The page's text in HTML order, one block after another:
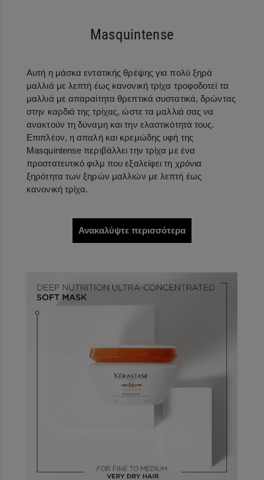
Masquintense
Αυτή η μάσκα εντατικής θρέψης για πολύ ξηρά
μαλλιά με λεπτή έως κανονική τρίχα τροφοδοτεί τα
μαλλιά με απαραίτητα θρεπτικά συστατικά, δρώντας
στην καρδιά της τρίχας, ώστε τα μαλλιά σας να
ανακτούν τη δύναμη και την ελαστικότητά τους.
Επιπλέον, η απαλή και κρεμώδης υφή της
Masquintense περιβάλλει την τρίχα με ένα
προστατευτικό φιλμ που εξαλείφει τη χρόνια
ξηρότητα των ξηρών μαλλιών με λεπτή έως
κανονική τρίχα.
Ανακαλύψτε περισσότερα